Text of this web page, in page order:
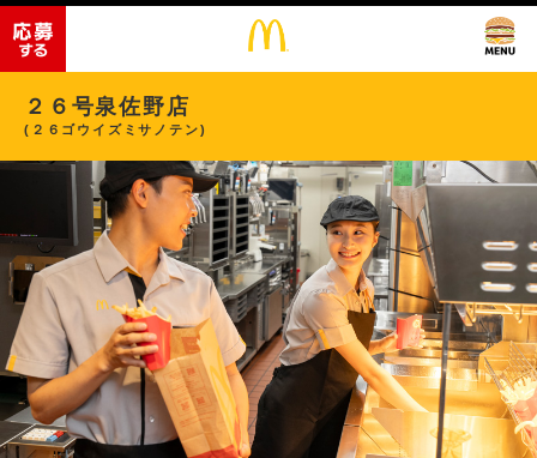
２６号泉佐野店
(２６ゴウイズミサノテン)